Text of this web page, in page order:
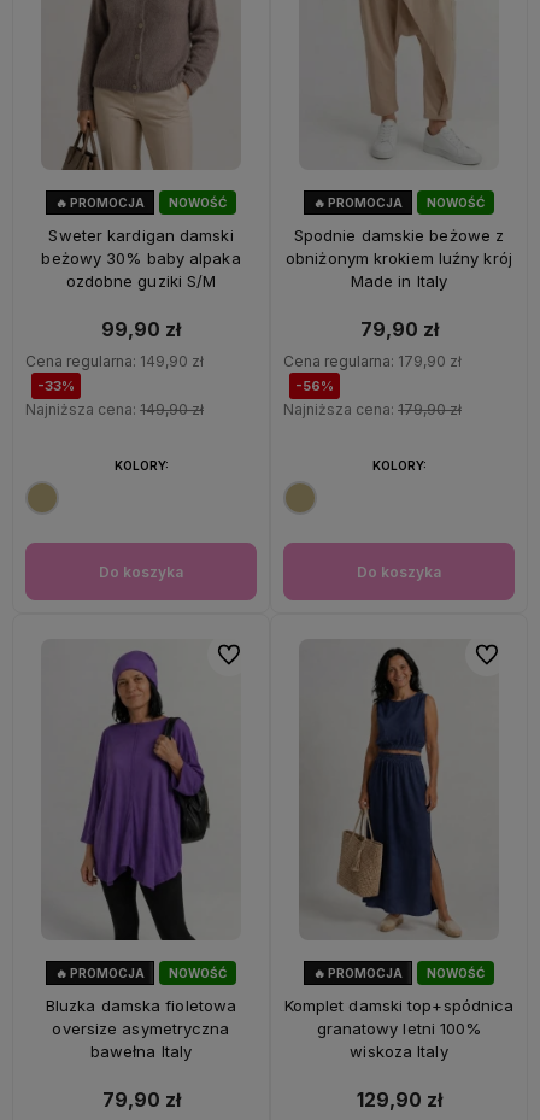
NOWOŚĆ
🔥 PROMOCJA
Sweter kardigan damski
beżowy 30% baby alpaka
ozdobne guziki S/M
99,90 zł
Cena regularna: 149,90 zł
-33%
Najniższa cena: 149,90 zł
Do koszyka
KOLORY:
NOWOŚĆ
🔥 PROMOCJA
Spodnie damskie beżowe z
obniżonym krokiem luźny krój
Made in Italy
79,90 zł
Cena regularna: 179,90 zł
-56%
Najniższa cena: 179,90 zł
Do koszyka
KOLORY:
NOWOŚĆ
🔥 PROMOCJA
Bluzka damska fioletowa
oversize asymetryczna
bawełna Italy
79,90 zł
Do ulubionych
NOWOŚĆ
🔥 PROMOCJA
Komplet damski top+spódnica
granatowy letni 100%
wiskoza Italy
129,90 zł
Do